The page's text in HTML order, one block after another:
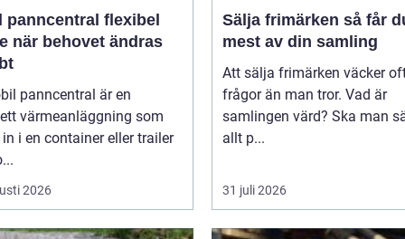
flexibel
när behovet ändras
panncentral är en
värmeanläggning som
i en container eller trailer
2026
Sälja frimärken så får du ut
mest av din samling
Att sälja frimärken väcker
frågor än man tror. Vad är
samlingen värd? Ska man
allt p...
31 juli 2026